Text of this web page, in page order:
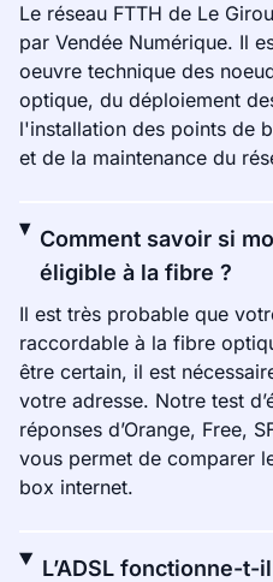
Le réseau FTTH de Le
par Vendée Numérique. Il
oeuvre technique des
optique, du déploiement
l'installation des points de
et de la maintenance du
Comment savoir si
éligible à la fibre ?
Il est très probable que
raccordable à la fibre
être certain, il est
votre adresse. Notre test
réponses d’Orange, Free,
vous permet de comparer
box internet.
L’ADSL fonctionne-t-